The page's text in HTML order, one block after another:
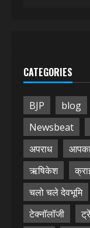
CATEGORIES
BJP blog
Newsbeat
अपराध
ऋषिकेश
चलो चले देवभूमि
टेक्नॉलॉजी